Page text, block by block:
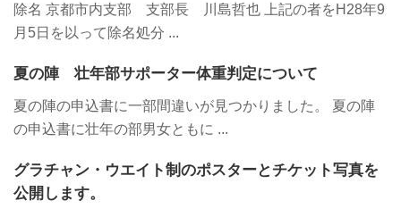
除名 京都市内支部 支部長 川島哲也 上記の者をH28年9
月5日を以って除名処分 ...
夏の陣 壮年部サポーター体重判定について
夏の陣の申込書に一部間違いが見つかりました。 夏の陣
の申込書に壮年の部男女ともに ...
グラチャン・ウエイト制のポスターとチケット写真を
公開します。